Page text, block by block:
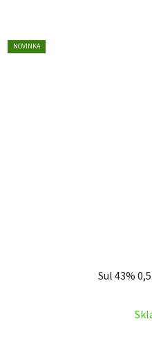
NOVINKA
Sul 43%